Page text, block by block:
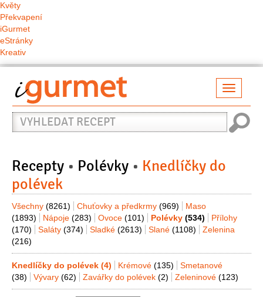
Květy
Překvapení
iGurmet
eStránky
Kreativ
Vyhledat
recept
Recepty Polévky
Knedlíčky do
polévek
Všechny (8261) Chuťovky a předkrmy (969)
Maso
(1893)
Nápoje (283) Ovoce (101) Polévky (534)
Přílohy
(170)
Saláty (374) Sladké (2613) Slané (1108)
Zelenina
(216)
Knedlíčky do polévek (4) Krémové (135)
Smetanové
(38)
Vývary (62) Zavářky do polévek (2) Zeleninové (123)